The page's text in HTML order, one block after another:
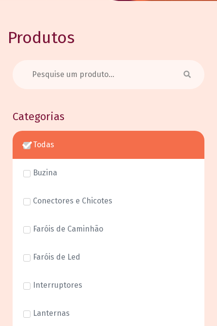
Produtos
Categorias
Todas
Buzina
Conectores e Chicotes
Faróis de Caminhão
Faróis de Led
Interruptores
Lanternas